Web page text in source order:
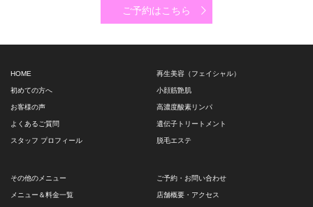
ご予約はこちら
HOME
初めての方へ
お客様の声
よくあるご質問
スタッフ プロフィール
再生美容（フェイシャル）
小顔筋艶肌
高濃度酸素リンパ
遺伝子トリートメント
脱毛エステ
その他のメニュー
メニュー＆料金一覧
ご予約・お問い合わせ
店舗概要・アクセス